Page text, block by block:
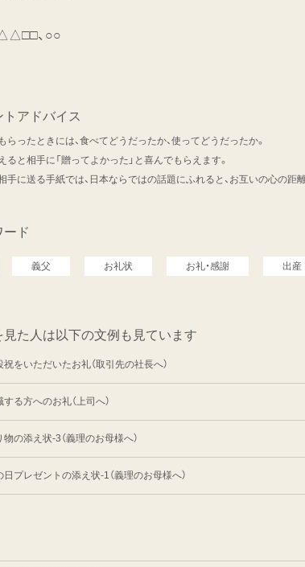
、○○
トアドバイス
らったときには、食べてどうだったか、使ってどうだったか。
ると相手に「贈ってよかった」と喜んでもらえます。
手に送る手紙では、日本ならではの話題にふれると、お互いの心の距
ード
義父 お礼状 お礼・感謝 出産
見た人は以下の文例も見ています
祝をいただいたお礼（取引先の社長へ）
する方へのお礼（上司へ）
物の添え状-3（義理のお母様へ）
日プレゼントの添え状-1（義理のお母様へ）